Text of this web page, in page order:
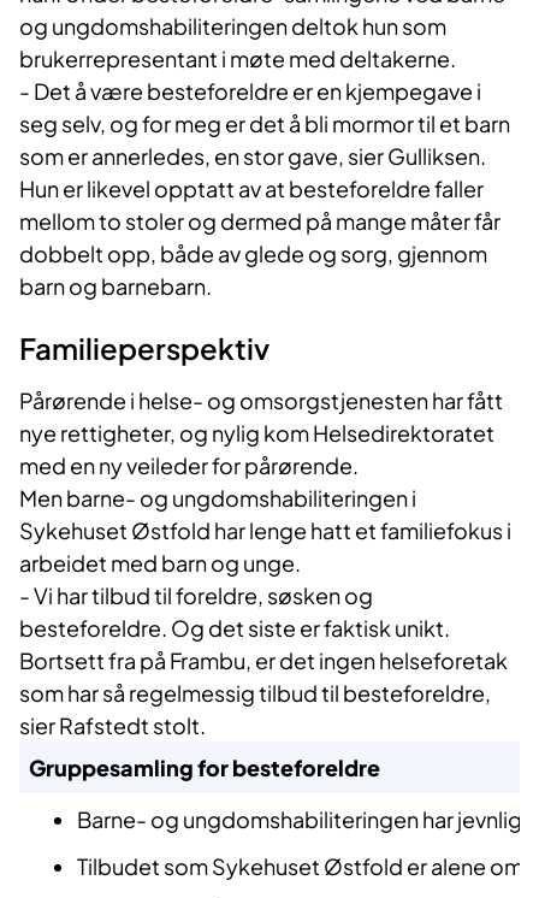
og ungdomshabiliteringen deltok hun som
brukerrepresentant i møte med deltakerne.
- Det å være besteforeldre er en kjempegave i
seg selv, og for meg er det å bli mormor til et barn
som er annerledes, en stor gave, sier Gulliksen.
Hun er likevel opptatt av at besteforeldre faller
mellom to stoler og dermed på mange måter får
dobbelt opp, både av glede og sorg, gjennom
barn og barnebarn.
Familieperspektiv
Pårørende i helse- og omsorgstjenesten har fått
nye rettigheter, og nylig kom Helsedirektoratet
med en ny veileder for pårørende.
Men barne- og ungdomshabiliteringen i
Sykehuset Østfold har lenge hatt et familiefokus i
arbeidet med barn og unge.
- Vi har tilbud til foreldre, søsken og
besteforeldre. Og det siste er faktisk unikt.
Bortsett fra på Frambu, er det ingen helseforetak
som har så regelmessig tilbud til besteforeldre,
sier Rafstedt stolt.
Gruppesamling for besteforeldre
​Barne- og ungdomshabiliteringen har
Tilbudet som Sykehuset Østfold er alene om